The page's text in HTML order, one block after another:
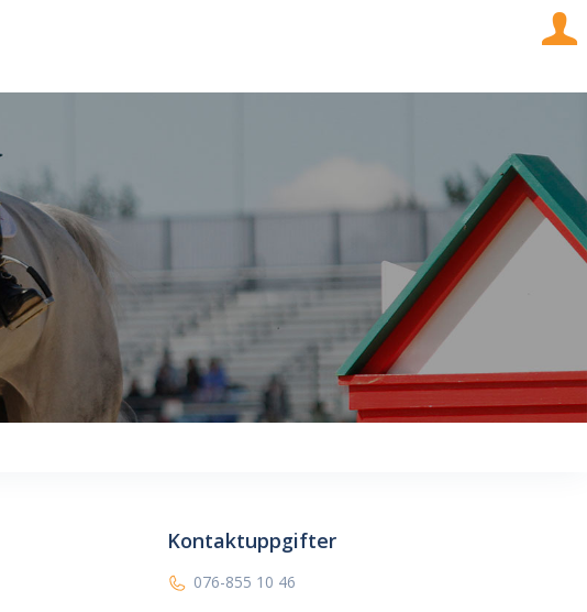
Kontaktuppgifter
076-855 10 46